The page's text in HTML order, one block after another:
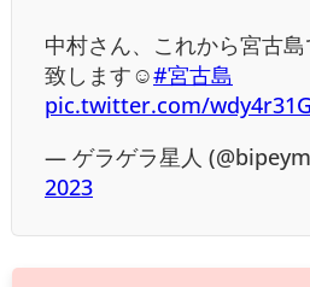
中村さん、これから宮古
致します☺️#宮古島
pic.twitter.com/
— ゲラゲラ星人
2023